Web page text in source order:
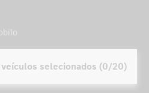
veículos selecionados (0/20)